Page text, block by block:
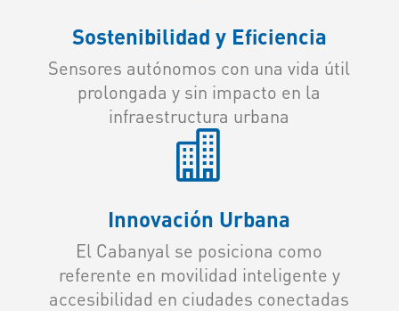
Sostenibilidad y Eficiencia
Sensores autónomos con una vida útil
prolongada y sin impacto en la
infraestructura urbana

Innovación Urbana
El Cabanyal se posiciona como
referente en movilidad inteligente y
accesibilidad en ciudades conectadas